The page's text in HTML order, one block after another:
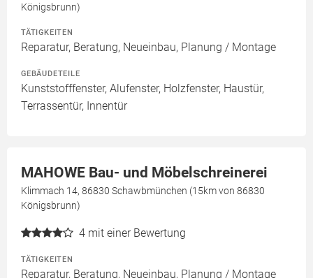
Königsbrunn)
TÄTIGKEITEN
Reparatur, Beratung, Neueinbau, Planung / Montage
GEBÄUDETEILE
Kunststofffenster, Alufenster, Holzfenster, Haustür,
Terrassentür, Innentür
MAHOWE Bau- und Möbelschreinerei
Klimmach 14, 86830 Schawbmünchen (15km von 86830
Königsbrunn)
4 mit einer Bewertung
TÄTIGKEITEN
Reparatur, Beratung, Neueinbau, Planung / Montage